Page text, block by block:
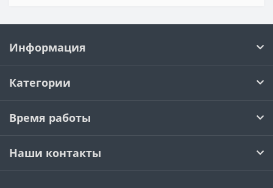
Информация
Категории
Время работы
Наши контакты